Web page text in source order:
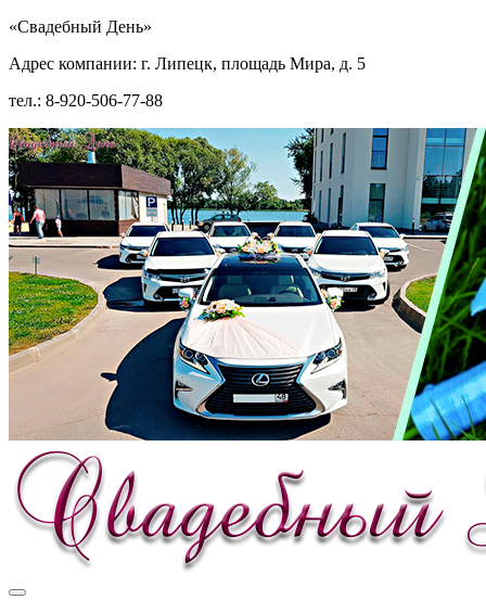
«Свадебный День»
Адрес компании: г. Липецк, площадь Мира, д. 5
тел.: 8-920-506-77-88